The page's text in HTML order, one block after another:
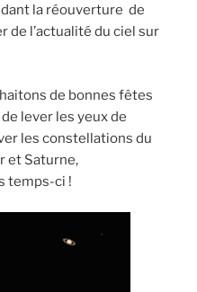
la réouverture de
de l’actualité du ciel sur
de bonnes fêtes
lever les yeux de
les constellations du
et Saturne,
temps-ci !